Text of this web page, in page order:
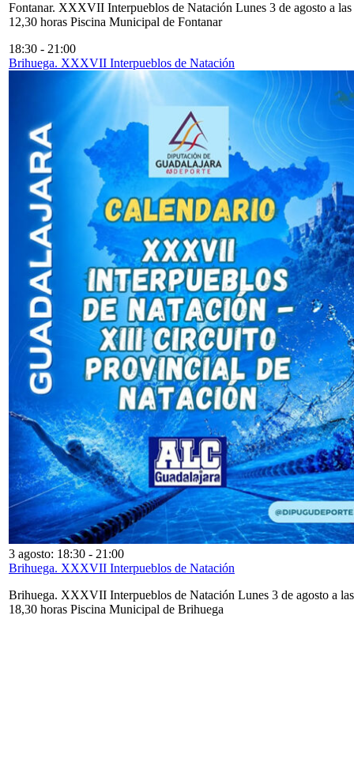
Fontanar. XXXVII Interpueblos de Natación Lunes 3 de agosto a las
12,30 horas Piscina Municipal de Fontanar
18:30 - 21:00
Brihuega. XXXVII Interpueblos de Natación
3 agosto: 18:30 - 21:00
Brihuega. XXXVII Interpueblos de Natación
Brihuega. XXXVII Interpueblos de Natación Lunes 3 de agosto a las
18,30 horas Piscina Municipal de Brihuega